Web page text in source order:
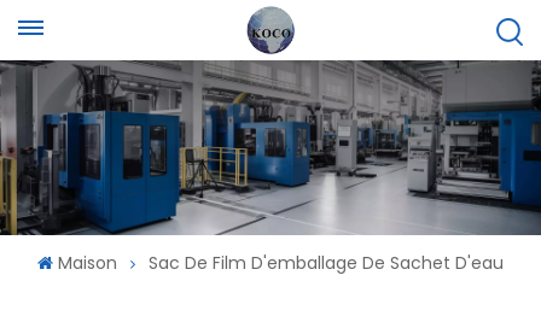
Maison Sac De Film D'emballage De Sachet D'eau